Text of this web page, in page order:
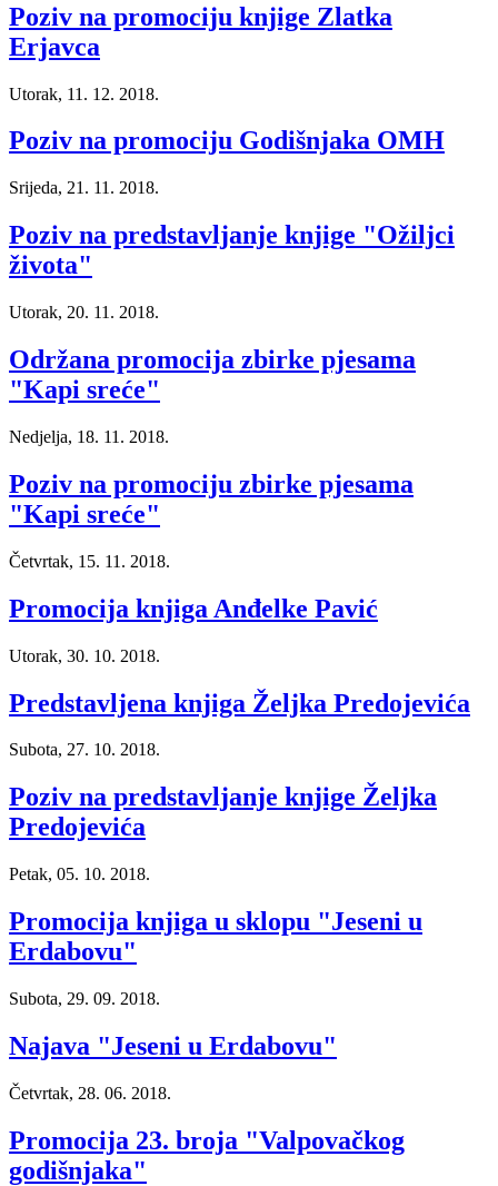
Poziv na promociju knjige Zlatka
Erjavca
Utorak, 11. 12. 2018.
Poziv na promociju Godišnjaka OMH
Srijeda, 21. 11. 2018.
Poziv na predstavljanje knjige "Ožiljci
života"
Utorak, 20. 11. 2018.
Održana promocija zbirke pjesama
"Kapi sreće"
Nedjelja, 18. 11. 2018.
Poziv na promociju zbirke pjesama
"Kapi sreće"
Četvrtak, 15. 11. 2018.
Promocija knjiga Anđelke Pavić
Utorak, 30. 10. 2018.
Predstavljena knjiga Željka Predojevića
Subota, 27. 10. 2018.
Poziv na predstavljanje knjige Željka
Predojevića
Petak, 05. 10. 2018.
Promocija knjiga u sklopu "Jeseni u
Erdabovu"
Subota, 29. 09. 2018.
Najava "Jeseni u Erdabovu"
Četvrtak, 28. 06. 2018.
Promocija 23. broja "Valpovačkog
godišnjaka"